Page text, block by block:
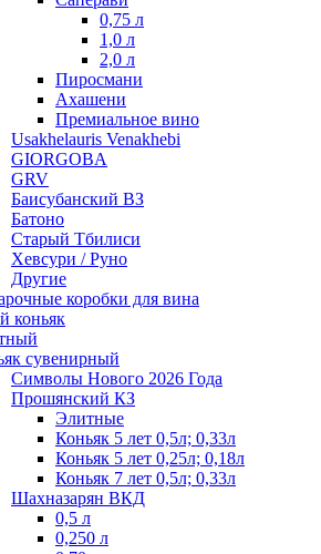
0,75 л
1,0 л
2,0 л
Пиросмани
Ахашени
Премиальное вино
Usakhelauris Venakhebi
GIORGOBA
GRV
Баисубанский ВЗ
Батоно
Старый Тбилиси
Хевсури / Руно
Другие
коробки для вина
коньяк
сувенирный
Символы Нового 2026 Года
Прошянский КЗ
Элитные
Коньяк 5 лет 0,5л; 0,33л
Коньяк 5 лет 0,25л; 0,18л
Коньяк 7 лет 0,5л; 0,33л
Шахназарян ВКД
0,5 л
0,250 л